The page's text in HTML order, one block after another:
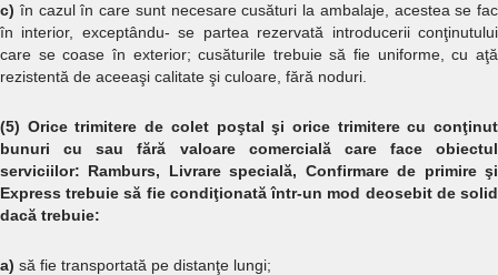
c) în cazul în care sunt necesare cusături la ambalaje, acestea se fac
în interior, exceptându- se partea rezervată introducerii conţinutului
care se coase în exterior; cusăturile trebuie să fie uniforme, cu aţă
rezistentă de aceeaşi calitate şi culoare, fără noduri.
(5) Orice trimitere de colet poştal şi orice trimitere cu conţinut
bunuri cu sau fără valoare comercială care face obiectul
serviciilor: Ramburs, Livrare specială, Confirmare de primire şi
Express trebuie să fie condiţionată într-un mod deosebit de solid
dacă trebuie:
a) să fie transportată pe distanţe lungi;